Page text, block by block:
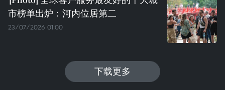
市榜单出炉：河内位居第二
23/07/2026 01:00
下载更多